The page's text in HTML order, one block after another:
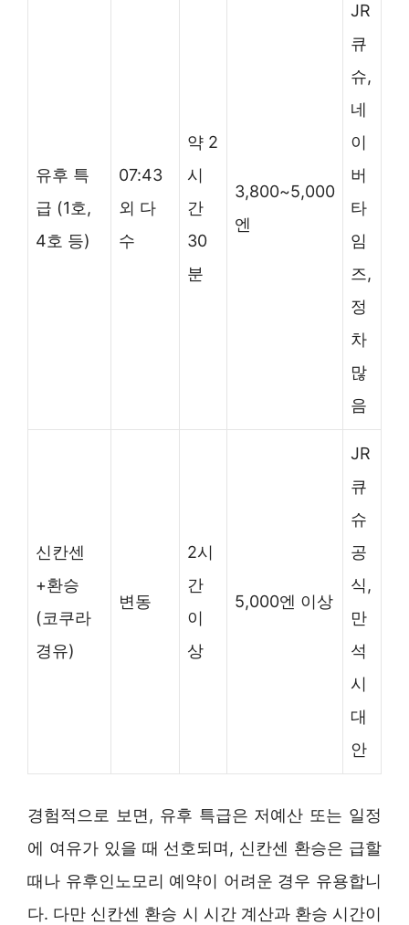
유후 특
급 (1호,
4호 등)
07:43
외 다
수
약 2
시
간
30
분
3,800~5,000
엔
JR
큐
슈,
네
이
버
타
임
즈,
정
차
많
음
신칸센
+환승
(코쿠라
경유)
변동
2시
간
이
상
5,000엔 이상
JR
큐
슈
공
식,
만
석
시
대
안
경험적으로 보면, 유후 특급은 저예산 또는 일정
에 여유가 있을 때 선호되며, 신칸센 환승은 급할
때나 유후인노모리 예약이 어려운 경우 유용합니
다. 다만 신칸센 환승 시 시간 계산과 환승 시간이